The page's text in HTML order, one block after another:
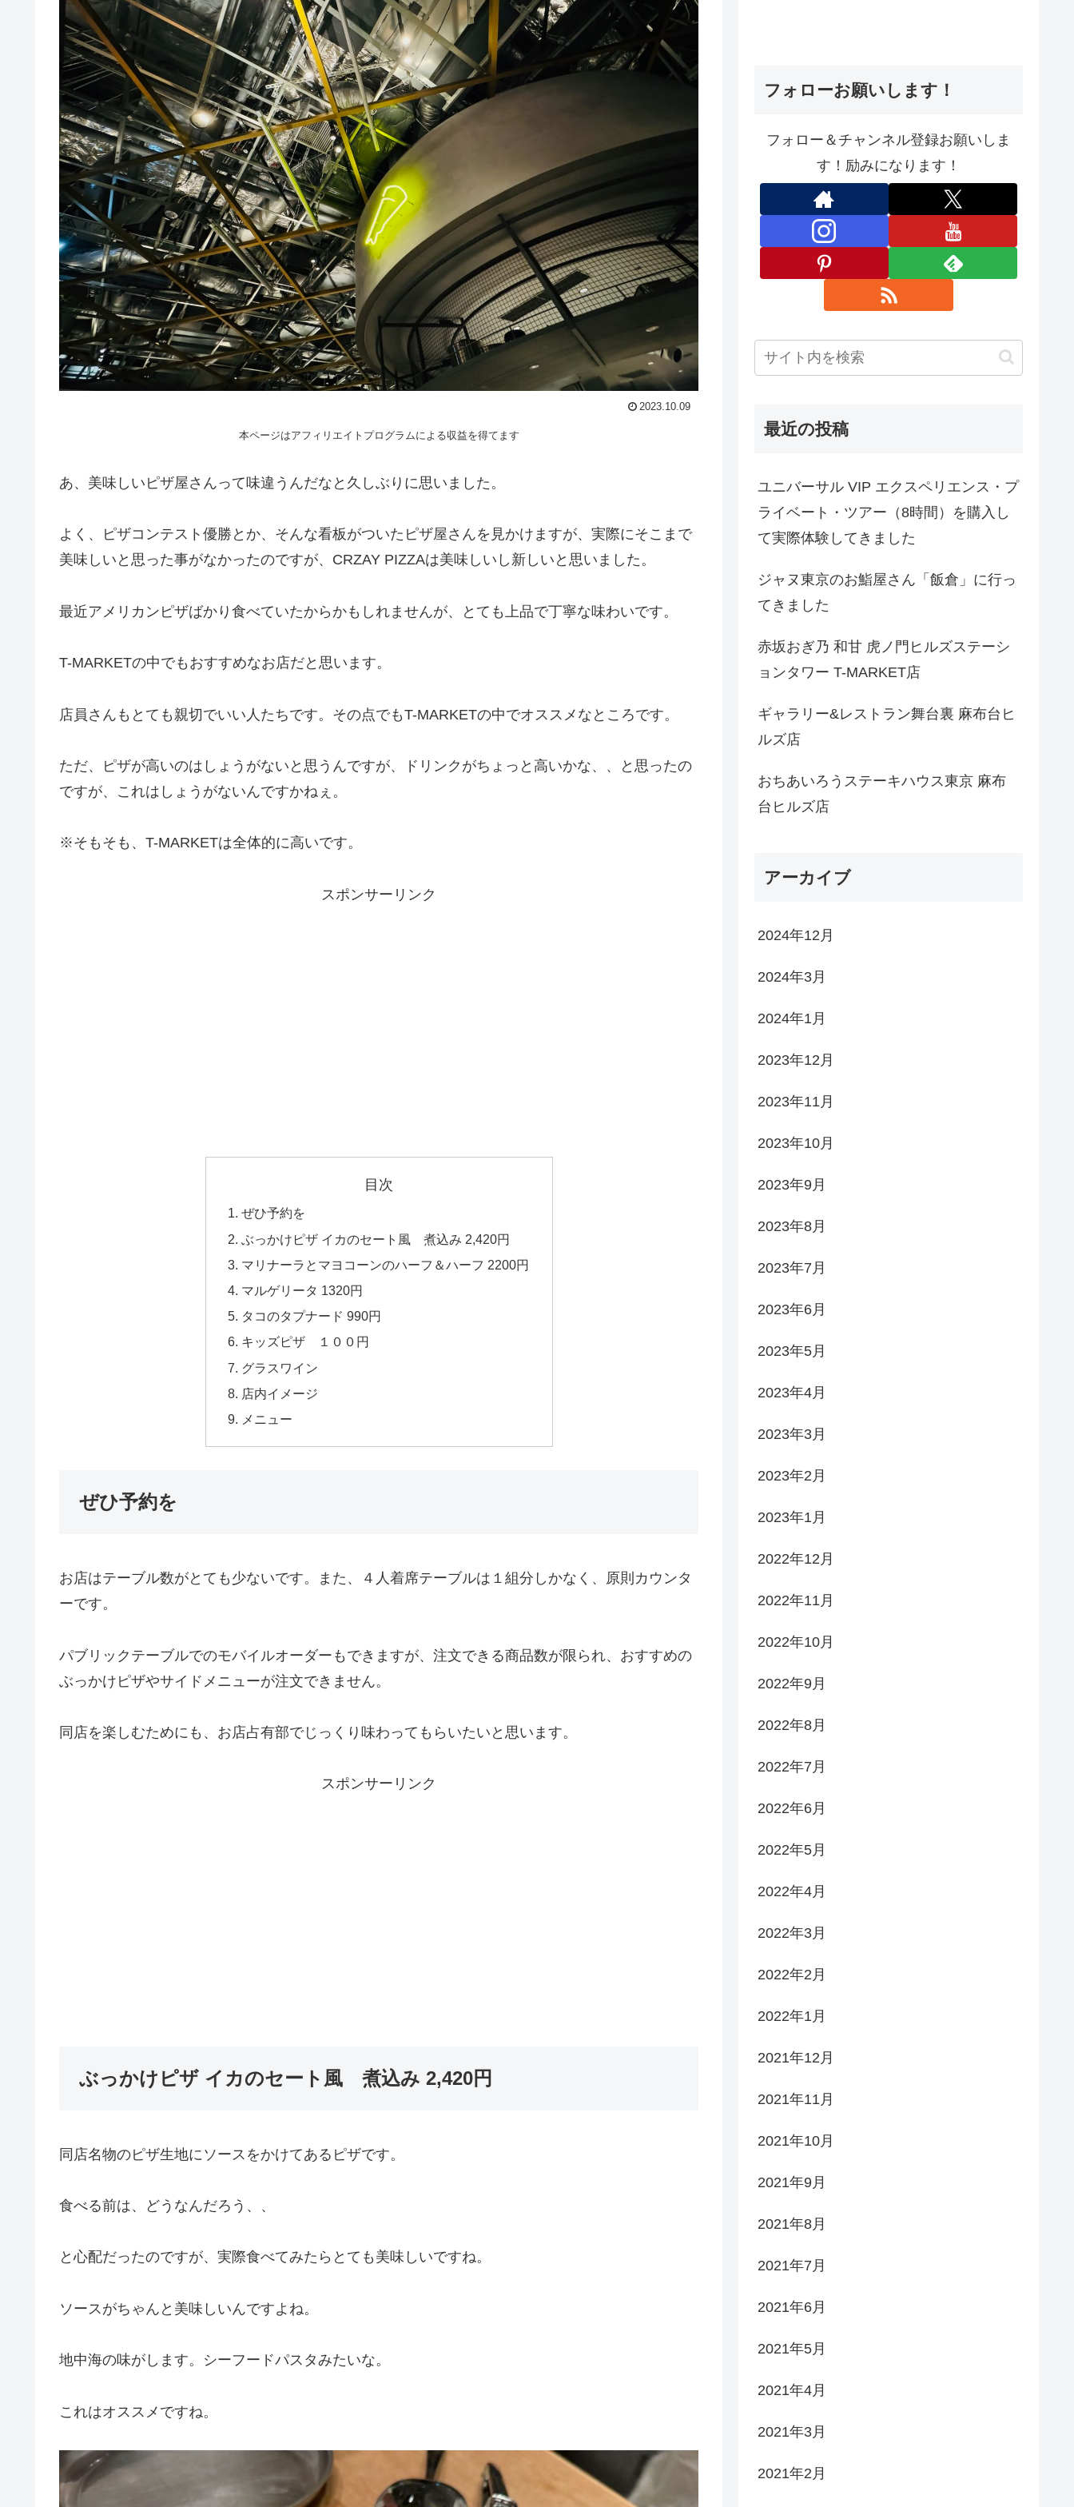
2023.10.09
本ページはアフィリエイトプログラムによる収益を得てます
あ、美味しいピザ屋さんって味違うんだなと久しぶりに思いました。
よく、ピザコンテスト優勝とか、そんな看板がついたピザ屋さんを見かけますが、実際にそこまで
美味しいと思った事がなかったのですが、CRZAY PIZZAは美味しいし新しいと思いました。
最近アメリカンピザばかり食べていたからかもしれませんが、とても上品で丁寧な味わいです。
T-MARKETの中でもおすすめなお店だと思います。
店員さんもとても親切でいい人たちです。その点でもT-MARKETの中でオススメなところです。
ただ、ピザが高いのはしょうがないと思うんですが、ドリンクがちょっと高いかな、、と思ったの
ですが、これはしょうがないんですかねぇ。
※そもそも、T-MARKETは全体的に高いです。
スポンサーリンク
目次
ぜひ予約を
ぶっかけピザ イカのセート風 煮込み 2,420円
マリナーラとマヨコーンのハーフ＆ハーフ 2200円
マルゲリータ 1320円
タコのタプナード 990円
キッズピザ １００円
グラスワイン
店内イメージ
メニュー
ぜひ予約を
お店はテーブル数がとても少ないです。また、４人着席テーブルは１組分しかなく、原則カウンタ
ーです。
パブリックテーブルでのモバイルオーダーもできますが、注文できる商品数が限られ、おすすめの
ぶっかけピザやサイドメニューが注文できません。
同店を楽しむためにも、お店占有部でじっくり味わってもらいたいと思います。
スポンサーリンク
ぶっかけピザ イカのセート風 煮込み 2,420円
同店名物のピザ生地にソースをかけてあるピザです。
食べる前は、どうなんだろう、、
と心配だったのですが、実際食べてみたらとても美味しいですね。
ソースがちゃんと美味しいんですよね。
地中海の味がします。シーフードパスタみたいな。
これはオススメですね。
フォローお願いします！
フォロー＆チャンネル登録お願いしま
す！励みになります！
最近の投稿
ユニバーサル VIP エクスペリエンス・プ
ライベート・ツアー（8時間）を購入し
て実際体験してきました
ジャヌ東京のお鮨屋さん「飯倉」に行っ
てきました
赤坂おぎ乃 和甘 虎ノ門ヒルズステーシ
ョンタワー T-MARKET店
ギャラリー&レストラン舞台裏 麻布台ヒ
ルズ店
おちあいろうステーキハウス東京 麻布
台ヒルズ店
アーカイブ
2024年12月
2024年3月
2024年1月
2023年12月
2023年11月
2023年10月
2023年9月
2023年8月
2023年7月
2023年6月
2023年5月
2023年4月
2023年3月
2023年2月
2023年1月
2022年12月
2022年11月
2022年10月
2022年9月
2022年8月
2022年7月
2022年6月
2022年5月
2022年4月
2022年3月
2022年2月
2022年1月
2021年12月
2021年11月
2021年10月
2021年9月
2021年8月
2021年7月
2021年6月
2021年5月
2021年4月
2021年3月
2021年2月